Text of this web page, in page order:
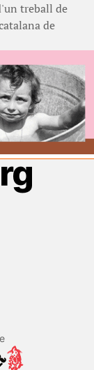
treball de
de